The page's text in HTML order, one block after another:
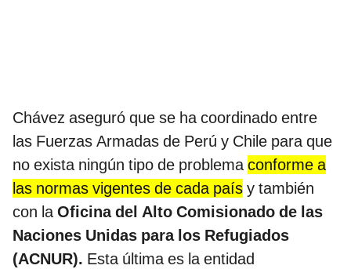
Chávez aseguró que se ha coordinado entre
las Fuerzas Armadas de Perú y Chile para que
no exista ningún tipo de problemaconforme a
las normas vigentes de cada país y también
con laOficina del Alto Comisionado de las
Naciones Unidas para los Refugiados
(ACNUR). Esta última es la entidad